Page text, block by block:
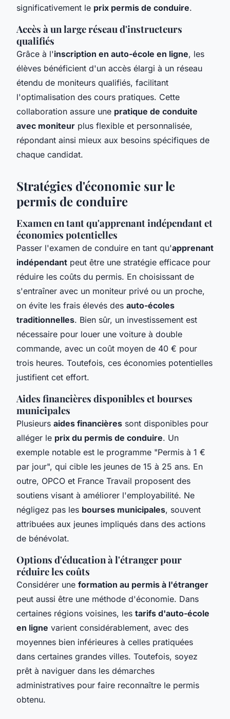
significativement le prix permis de conduire.
Accès à un large réseau d'instructeurs
qualifiés
Grâce à l'inscription en auto-école en ligne, les
élèves bénéficient d'un accès élargi à un réseau
étendu de moniteurs qualifiés, facilitant
l'optimalisation des cours pratiques. Cette
collaboration assure une pratique de conduite
avec moniteur plus flexible et personnalisée,
répondant ainsi mieux aux besoins spécifiques de
chaque candidat.
Stratégies d'économie sur le
permis de conduire
Examen en tant qu'apprenant indépendant et
économies potentielles
Passer l'examen de conduire en tant qu'apprenant
indépendant peut être une stratégie efficace pour
réduire les coûts du permis. En choisissant de
s'entraîner avec un moniteur privé ou un proche,
on évite les frais élevés des auto-écoles
traditionnelles. Bien sûr, un investissement est
nécessaire pour louer une voiture à double
commande, avec un coût moyen de 40 € pour
trois heures. Toutefois, ces économies potentielles
justifient cet effort.
Aides financières disponibles et bourses
municipales
Plusieurs aides financières sont disponibles pour
alléger le prix du permis de conduire. Un
exemple notable est le programme "Permis à 1 €
par jour", qui cible les jeunes de 15 à 25 ans. En
outre, OPCO et France Travail proposent des
soutiens visant à améliorer l'employabilité. Ne
négligez pas les bourses municipales, souvent
attribuées aux jeunes impliqués dans des actions
de bénévolat.
Options d'éducation à l'étranger pour
réduire les coûts
Considérer une formation au permis à l'étranger
peut aussi être une méthode d'économie. Dans
certaines régions voisines, les tarifs d'auto-école
en ligne varient considérablement, avec des
moyennes bien inférieures à celles pratiquées
dans certaines grandes villes. Toutefois, soyez
prêt à naviguer dans les démarches
administratives pour faire reconnaître le permis
obtenu.